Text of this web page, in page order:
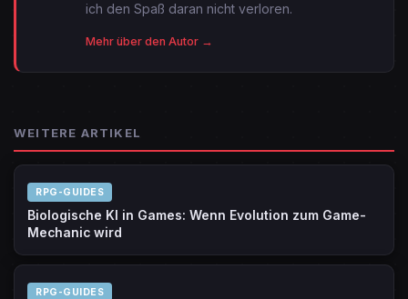
ich den Spaß daran nicht verloren.
Mehr über den Autor →
WEITERE ARTIKEL
RPG-GUIDES
Biologische KI in Games: Wenn Evolution zum Game-
Mechanic wird
RPG-GUIDES